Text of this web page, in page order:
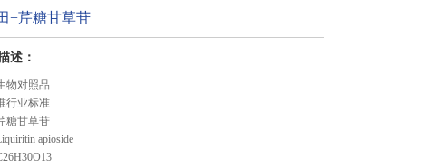
+芹糖甘草苷
述：
物对照品
行业标准
糖甘草苷
apioside